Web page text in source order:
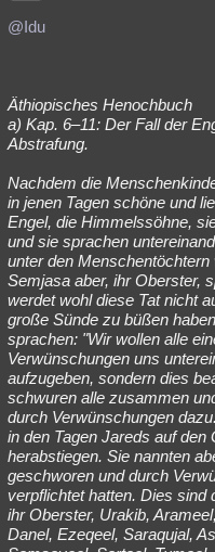
@Idu
Äthiopisches Henochbuch
a) Kap. 6–11: Der Fall der
Abstrafung.
Nachdem die
in jenen Tagen schöne und
Engel, die Himmelssöhne,
und sie sprachen
unter den
Semjasa aber, ihr Oberster,
werdet wohl diese Tat nicht
große Sünde zu büßen
sprachen: "Wir wollen alle
Verwünschungen uns
aufzugeben, sondern dies
schwuren alle zusammen
durch Verwünschungen
in den Tagen Jareds auf
herabstiegen. Sie nannten
geschworen und durch
verpflichtet hatten. Dies sind
ihr Oberster, Urakib,
Danel, Ezeqeel, Saraqujal,